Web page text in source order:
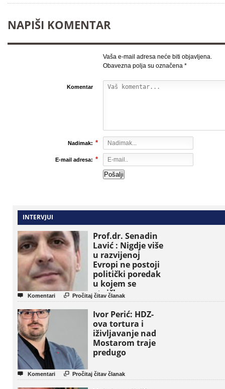
NAPIŠI KOMENTAR
Vaša e-mail adresa neće biti objavljena.
Obavezna polja su označena *
Komentar
Nadimak: *
E-mail adresa: *
INTERVJUI
Prof.dr. Senadin
Lavić : Nigdje više
u razvijenoj
Evropi ne postoji
politički poredak
u kojem se
etničke grupe
pojavljuju kao
osnovne političke
jedinice
 Komentari  Pročitaj čitav članak
Ivor Perić: HDZ-
ova tortura i
iživljavanje nad
Mostarom traje
predugo
 Komentari  Pročitaj čitav članak